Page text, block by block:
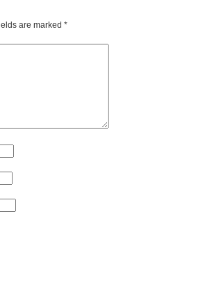
are marked *